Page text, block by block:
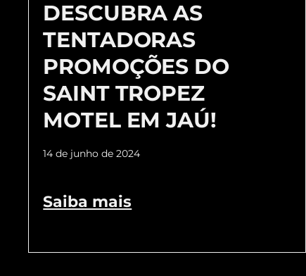
DESCUBRA AS
TENTADORAS
PROMOÇÕES DO
SAINT TROPEZ
MOTEL EM JAÚ!
14 de junho de 2024
Saiba mais